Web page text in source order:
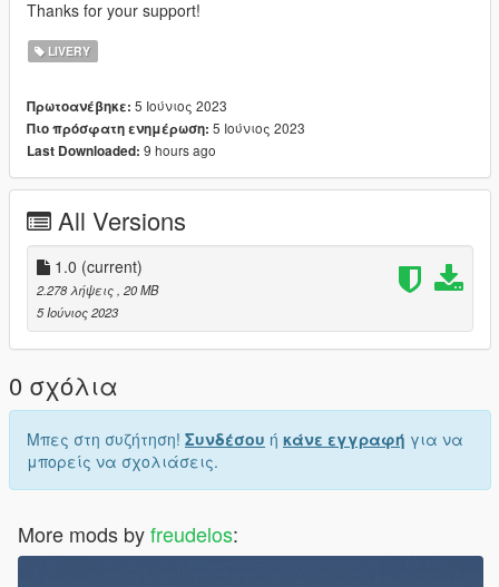
Thanks for your support!
LIVERY
Πρωτοανέβηκε: 5 Ιούνιος 2023
Πιο πρόσφατη ενημέρωση: 5 Ιούνιος 2023
Last Downloaded: 9 hours ago
All Versions
1.0 (current)
2.278 λήψεις , 20 MB
5 Ιούνιος 2023
0 σχόλια
Μπες στη συζήτηση! Συνδέσου ή κάνε εγγραφή για να
μπορείς να σχολιάσεις.
More mods byfreudelos: